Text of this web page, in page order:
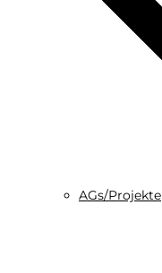
AGs/Projekte